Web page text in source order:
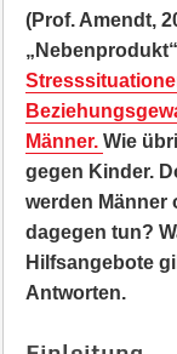
(Prof. Amendt,
Männer. Wie
gegen Kinder.
werden Männer
dagegen tun?
Hilfsangebote
Antworten.